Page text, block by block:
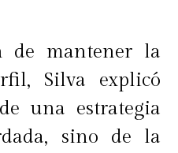
de mantener la
Silva explicó
una estrategia
sino de la